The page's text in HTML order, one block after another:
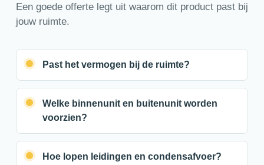
Een goede offerte legt uit waarom dit product past bij
jouw ruimte.
Past het vermogen bij de ruimte?
Welke binnenunit en buitenunit worden
voorzien?
Hoe lopen leidingen en condensafvoer?